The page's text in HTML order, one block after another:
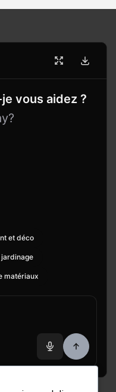
vous aidez ?
et déco
matériaux